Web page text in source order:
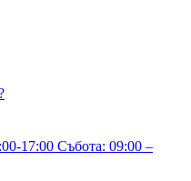
17:00 Събота: 09:00 –